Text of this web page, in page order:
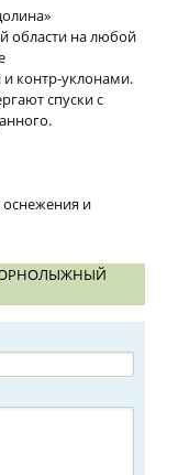
области на любой
контр-уклонами.
спуски с
оснежения и